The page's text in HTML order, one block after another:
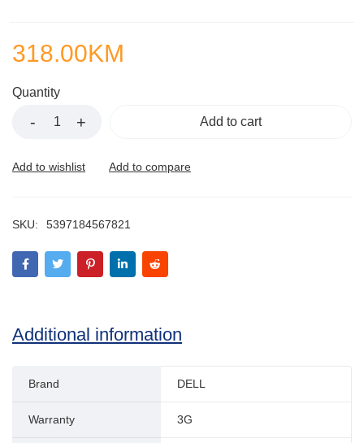
318.00KM
Quantity
Add to cart
SKU: 5397184567821
Additional information
Brand DELL
Warranty 3G